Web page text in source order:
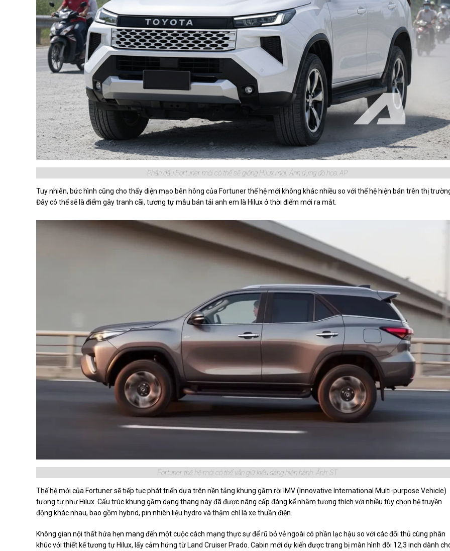
Phần đầu Fortuner mới có thể sẽ giống Hilux mới. Ảnh dựng đồ họa: AP
Tuy nhiên, bức hình cũng cho thấy diện mạo bên hông của Fortuner thế hệ mới không khác nhiều so với thế hệ hiện bán trên thị
Đây có thể sẽ là điểm gây tranh cãi, tương tự mẫu bán tải anh em là Hilux ở thời điểm mới ra mắt.
Fortuner thế hệ mới có thể vẫn giữ kiểu dáng hiện hành. Ảnh: ST
Thế hệ mới của Fortuner sẽ tiếp tục phát triển dựa trên nền tảng khung gầm rời IMV (Innovative International Multi-purpose Vehicle)
tương tự như Hilux. Cấu trúc khung gầm dạng thang này đã được nâng cấp đáng kể nhằm tương thích với nhiều tùy chọn hệ truyền
động khác nhau, bao gồm hybrid, pin nhiên liệu hydro và thậm chí là xe thuần điện.
Không gian nội thất hứa hẹn mang đến một cuộc cách mạng thực sự để rũ bỏ vẻ ngoài có phần lạc hậu so với các đối thủ cùng phân
khúc với thiết kế tương tự Hilux, lấy cảm hứng từ Land Cruiser Prado. Cabin mới dự kiến được trang bị màn hình đôi 12,3 inch dành